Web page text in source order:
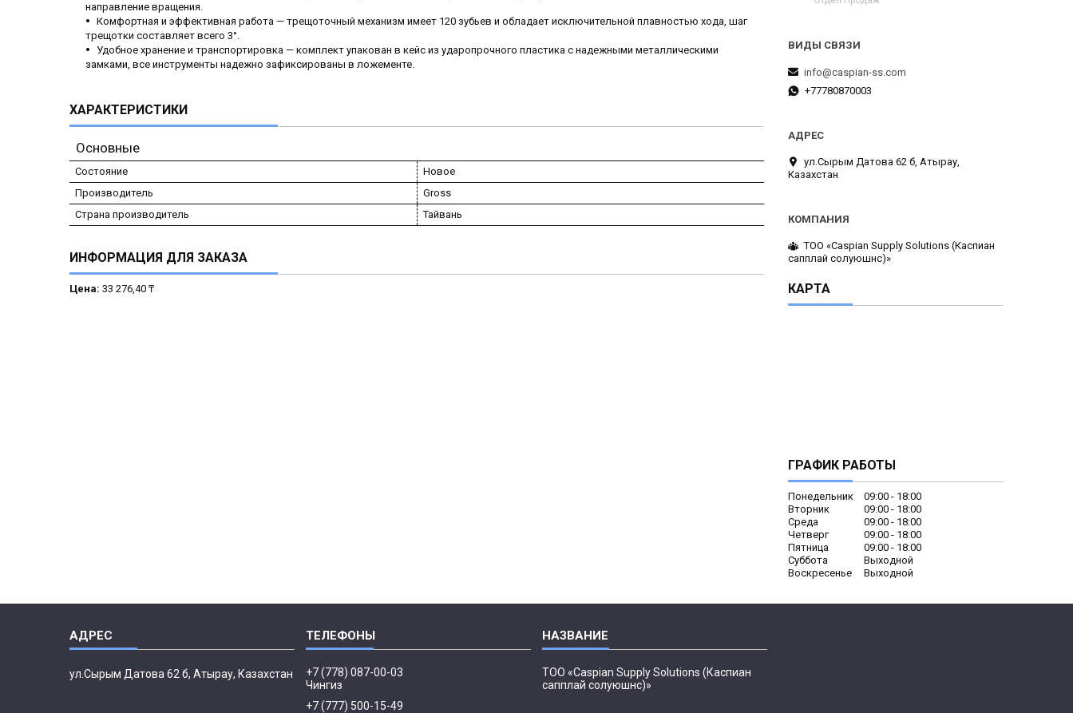
направление вращения.
Комфортная и эффективная работа — трещоточный механизм имеет 120 зубьев и обладает исключительной плавностью хода, шаг
трещотки составляет всего 3°.
Удобное хранение и транспортировка — комплект упакован в кейс из ударопрочного пластика с надежными металлическими
замками, все инструменты надежно зафиксированы в ложементе.
ХАРАКТЕРИСТИКИ
Основные
Состояние
Новое
Производитель
Gross
Страна производитель
Тайвань
ИНФОРМАЦИЯ ДЛЯ ЗАКАЗА
Цена: 33 276,40 ₸
info@caspian-ss.com
+77780870003
ул.Сырым Датова 62 б, Атырау,
Казахстан
ТОО «Caspian Supply Solutions (Каспиан
сапплай солуюшнс)»
КАРТА
ГРАФИК РАБОТЫ
Понедельник 09:00
18:00
Вторник
09:00
18:00
Среда
09:00
18:00
Четверг
09:00
18:00
Пятница
09:00
18:00
Суббота
Выходной
Воскресенье
Выходной
ул.Сырым Датова 62 б, Атырау, Казахстан
+7 (778) 087-00-03
Чингиз
+7 (777) 500-15-49
ТОО «Caspian Supply Solutions (Каспиан
сапплай солуюшнс)»